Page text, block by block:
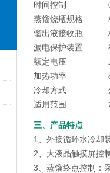
时间控制
蒸馏烧瓶规格
馏出液接收瓶
漏电保护装置
额定电压
加热功率
冷却方式
适用范围
三、产品特点
1、外接循环水冷却
2、大液晶触摸屏控
3、蒸馏终点控制：